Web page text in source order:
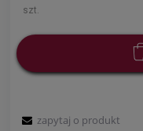
szt.
zapytaj o produkt